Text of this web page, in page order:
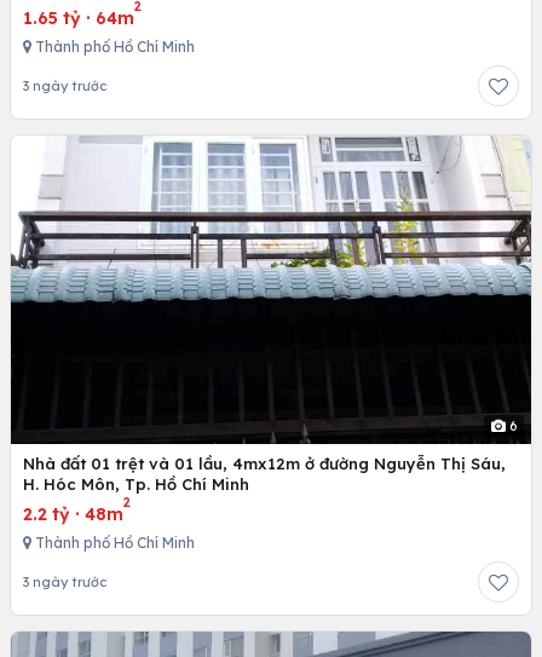
1.65 tỷ · 64m
2
Thành phố Hồ Chí Minh
3 ngày trước
6
Nhà đất 01 trệt và 01 lầu, 4mx12m ở đường Nguyễn Thị Sáu,
H. Hóc Môn, Tp. Hồ Chí Minh
2.2 tỷ · 48m
2
Thành phố Hồ Chí Minh
3 ngày trước